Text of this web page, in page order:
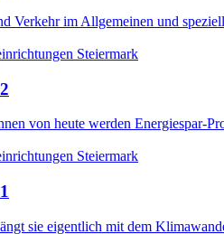
Verkehr im Allgemeinen und
Steiermark
von heute werden Energiespar-
Steiermark
sie eigentlich mit dem